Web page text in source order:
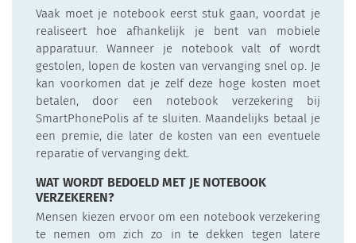
Vaak moet je notebook eerst stuk gaan, voordat je
realiseert hoe afhankelijk je bent van mobiele
apparatuur. Wanneer je notebook valt of wordt
gestolen, lopen de kosten van vervanging snel op. Je
kan voorkomen dat je zelf deze hoge kosten moet
betalen, door een notebook verzekering bij
SmartPhonePolis af te sluiten. Maandelijks betaal je
een premie, die later de kosten van een eventuele
reparatie of vervanging dekt.
WAT WORDT BEDOELD MET JE NOTEBOOK
VERZEKEREN?
Mensen kiezen ervoor om een notebook verzekering
te nemen om zich zo in te dekken tegen latere